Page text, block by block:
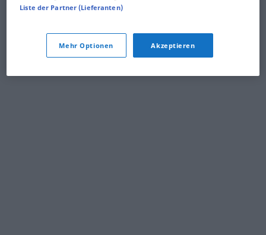
Liste der Partner (Lieferanten)
Mehr Optionen Akzeptieren